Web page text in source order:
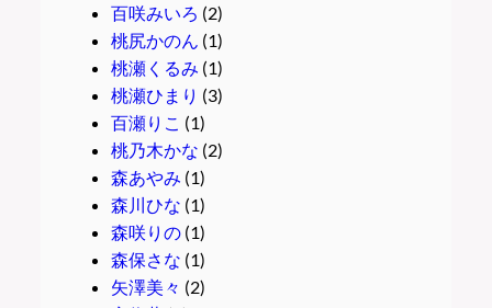
百咲みいろ (2)
桃尻かのん (1)
桃瀬くるみ (1)
桃瀬ひまり (3)
百瀬りこ (1)
桃乃木かな (2)
森あやみ (1)
森川ひな (1)
森咲りの(1)
森保さな (1)
矢澤美々 (2)